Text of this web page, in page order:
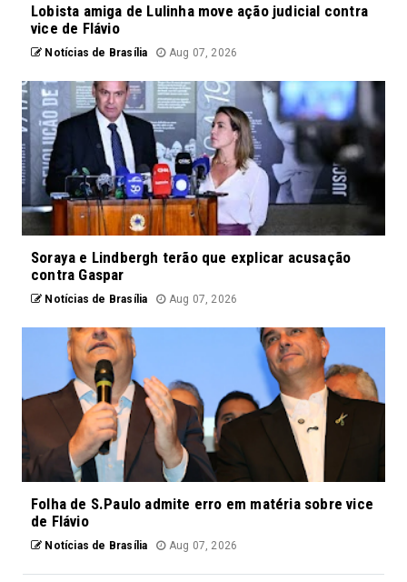
Lobista amiga de Lulinha move ação judicial contra
vice de Flávio
Notícias de Brasília Aug 07, 2026
Soraya e Lindbergh terão que explicar acusação
contra Gaspar
Notícias de Brasília Aug 07, 2026
Folha de S.Paulo admite erro em matéria sobre vice
de Flávio
Notícias de Brasília Aug 07, 2026